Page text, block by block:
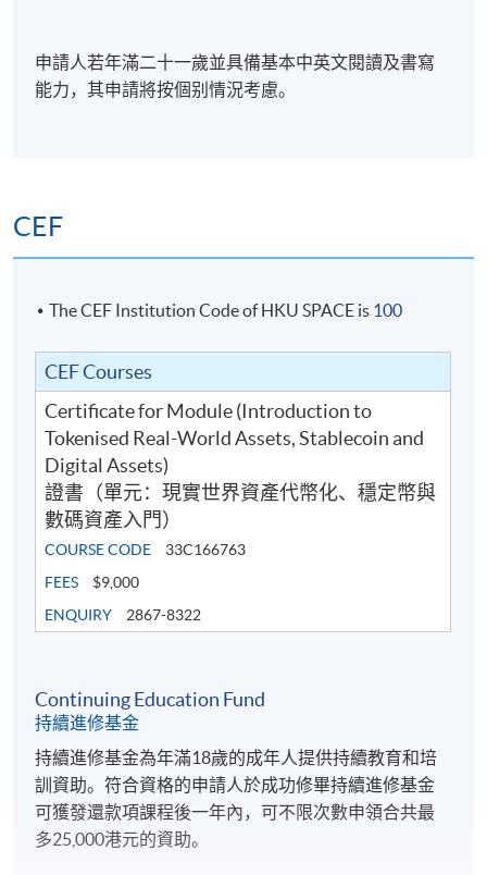
College (HPSHCC) Campus
申請人若年滿二十一歲並具備基本中英文閱讀及書寫
能力，其申請將按個别情況考慮。
CEF
The CEF Institution Code of HKU SPACE is 100
CEF Courses
Certificate for Module (Introduction to
Tokenised Real-World Assets, Stablecoin and
Digital Assets)
證書（單元：現實世界資產代幣化、穩定幣與
數碼資產入門）
COURSE CODE
33C166763
FEES
$9,000
ENQUIRY
2867-8322
Continuing Education Fund
持續進修基金
持續進修基金為年滿18歲的成年人提供持續教育和培
訓資助。符合資格的申請人於成功修畢持續進修基金
可獲發還款項課程後一年內，可不限次數申領合共最
多25,000港元的資助。